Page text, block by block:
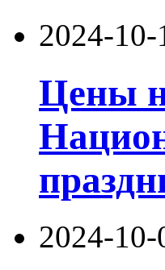
2024-10-
Цены
2024-10-